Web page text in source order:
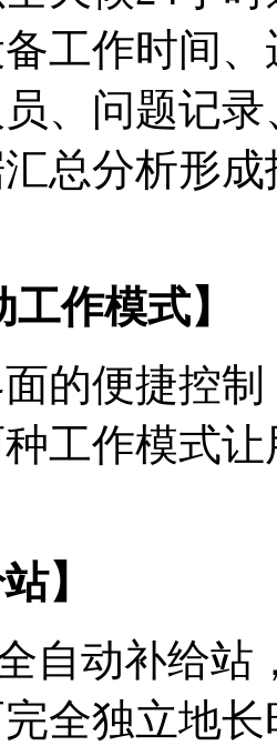
工作时间
、问题记
总分析形
工作模式】
的便捷控
工作模式
】
自动补给
全独立地